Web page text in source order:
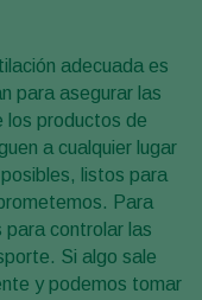
adecuada es
para asegurar las
los productos de
a cualquier lugar
listos para
Para
controlar las
Si algo sale
y podemos tomar